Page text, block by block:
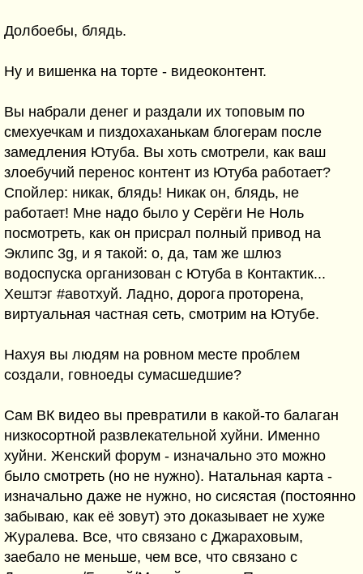
Долбоебы, блядь.
Ну и вишенка на торте - видеоконтент.
Вы набрали денег и раздали их топовым по
смехуечкам и пиздохаханькам блогерам после
замедления Ютуба. Вы хоть смотрели, как ваш
злоебучий перенос контент из Ютуба работает?
Спойлер: никак, блядь! Никак он, блядь, не
работает! Мне надо было у Серёги Не Ноль
посмотреть, как он присрал полный привод на
Эклипс 3g, и я такой: о, да, там же шлюз
водоспуска организован с Ютуба в Контактик...
Хештэг #авотхуй. Ладно, дорога проторена,
виртуальная частная сеть, смотрим на Ютубе.
Нахуя вы людям на ровном месте проблем
создали, говноеды сумасшедшие?
Сам ВК видео вы превратили в какой-то балаган
низкосортной развлекательной хуйни. Именно
хуйни. Женский форум - изначально это можно
было смотреть (но не нужно). Натальная карта -
изначально даже не нужно, но сисястая (постоянно
забываю, как её зовут) это доказывает не хуже
Журалева. Все, что связано с Джараховым,
заебало не меньше, чем все, что связано с